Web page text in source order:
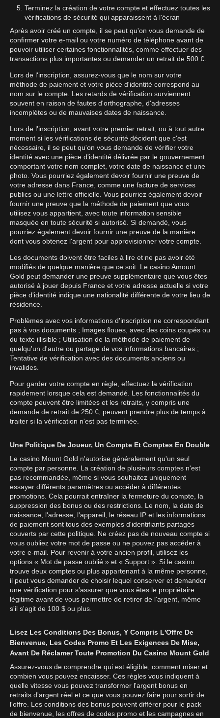
Terminez la création de votre compte et effectuez toutes les
vérifications de sécurité qui apparaissent à l'écran
Après avoir créé un compte, il se peut qu'on vous demande de
confirmer votre e-mail ou votre numéro de téléphone avant de
pouvoir utiliser certaines fonctionnalités, comme effectuer des
transactions plus importantes ou demander un retrait de 500 €.
Lors de l'inscription, assurez-vous que le nom sur votre
méthode de paiement et votre pièce d'identité correspond au
nom sur le compte. Les retards de vérification surviennent
souvent en raison de fautes d'orthographe, d'adresses
incomplètes ou de mauvaises dates de naissance.
Lors de l'inscription, avant votre premier retrait, ou à tout autre
moment si les vérifications de sécurité décident que c'est
nécessaire, il se peut qu'on vous demande de vérifier votre
identité avec une pièce d'identité délivrée par le gouvernement
comportant votre nom complet, votre date de naissance et une
photo. Vous pourriez également devoir fournir une preuve de
votre adresse dans France, comme une facture de services
publics ou une lettre officielle. Vous pourriez également devoir
fournir une preuve que la méthode de paiement que vous
utilisez vous appartient, avec toute information sensible
masquée en toute sécurité si autorisé. Si demandé, vous
pourriez également devoir fournir une preuve de la manière
dont vous obtenez l'argent pour approvisionner votre compte.
Les documents doivent être faciles à lire et ne pas avoir été
modifiés de quelque manière que ce soit. Le casino Amount
Gold peut demander une preuve supplémentaire que vous êtes
autorisé à jouer depuis France et votre adresse actuelle si votre
pièce d'identité indique une nationalité différente de votre lieu de
résidence.
Problèmes avec vos informations d'inscription ne correspondant
pas à vos documents ; Images floues, avec des coins coupés ou
du texte illisible ; Utilisation de la méthode de paiement de
quelqu'un d'autre ou partage de vos informations bancaires ;
Tentative de vérification avec des documents anciens ou
invalides.
Pour garder votre compte en règle, effectuez la vérification
rapidement lorsque cela est demandé. Les fonctionnalités du
compte peuvent être limitées et les retraits, y compris une
demande de retrait de 250 €, peuvent prendre plus de temps à
traiter si la vérification n'est pas terminée.
Une Politique De Joueur, Un Compte Et Comptes En Double
Le casino Mount Gold n'autorise généralement qu'un seul
compte par personne. La création de plusieurs comptes n'est
pas recommandée, même si vous souhaitez uniquement
essayer différents paramètres ou accéder à différentes
promotions. Cela pourrait entraîner la fermeture du compte, la
suppression des bonus ou des restrictions. Le nom, la date de
naissance, l'adresse, l'appareil, le réseau IP et les informations
de paiement sont tous des exemples d'identifiants partagés
couverts par cette politique. Ne créez pas de nouveau compte si
vous oubliez votre mot de passe ou ne pouvez pas accéder à
votre e-mail. Pour revenir à votre ancien profil, utilisez les
options « Mot de passe oublié » et « Support ». Si le casino
trouve deux comptes ou plus appartenant à la même personne,
il peut vous demander de choisir lequel conserver et demander
une vérification pour s'assurer que vous êtes le propriétaire
légitime avant de vous permettre de retirer de l'argent, même
s'il s'agit de 100 $ ou plus.
Lisez Les Conditions Des Bonus, Y Compris L'Offre De
Bienvenue, Les Codes Promo Et Les Exigences De Mise,
Avant De Réclamer Toute Promotion Du Casino Mount Gold
Assurez-vous de comprendre qui est éligible, comment miser et
combien vous pouvez encaisser. Ces règles vous indiquent à
quelle vitesse vous pouvez transformer l'argent bonus en
retraits d'argent réel et ce que vous pouvez faire pour sortir de
l'offre. Les conditions des bonus peuvent différer pour le pack
de bienvenue, les offres de codes promo et les campagnes en